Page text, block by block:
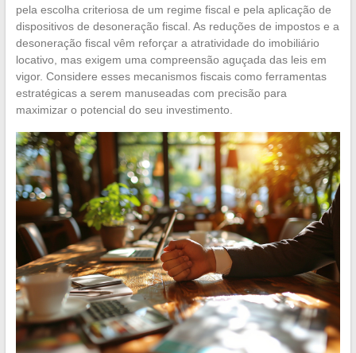
pela escolha criteriosa de um regime fiscal e pela aplicação de
dispositivos de desoneração fiscal. As reduções de impostos e a
desoneração fiscal vêm reforçar a atratividade do imobiliário
locativo, mas exigem uma compreensão aguçada das leis em
vigor. Considere esses mecanismos fiscais como ferramentas
estratégicas a serem manuseadas com precisão para
maximizar o potencial do seu investimento.